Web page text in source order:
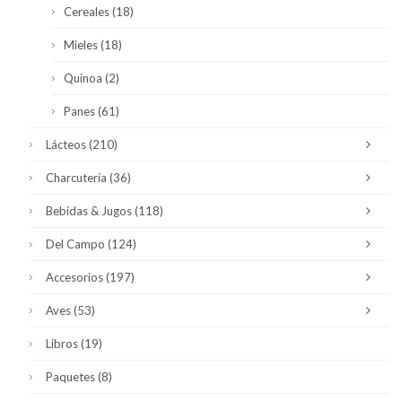
Cereales(18)
Mieles(18)
Quinoa (2)
Panes(61)
Lácteos(210)
Charcutería (36)
Bebidas & Jugos(118)
Del Campo (124)
Accesorios(197)
Aves(53)
Libros(19)
Paquetes(8)